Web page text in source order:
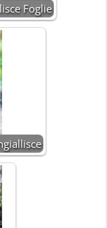
Foglie